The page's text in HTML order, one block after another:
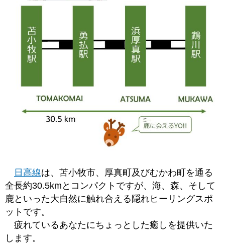
日高線は、苫小牧市、厚真町及びむかわ町を通る
全長約30.5kmとコンパクトですが、海、森、そして
鹿といった大自然に触れ合える隠れヒーリングスポ
ットです。
疲れているあなたにちょっとした癒しを提供いた
します。